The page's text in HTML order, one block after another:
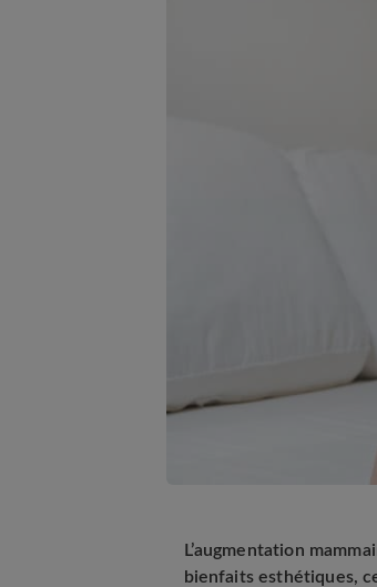
L’augmentation
bienfaits esthétiques,